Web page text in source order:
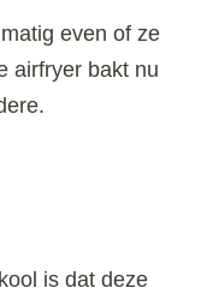
even of ze
airfryer bakt nu
is dat deze